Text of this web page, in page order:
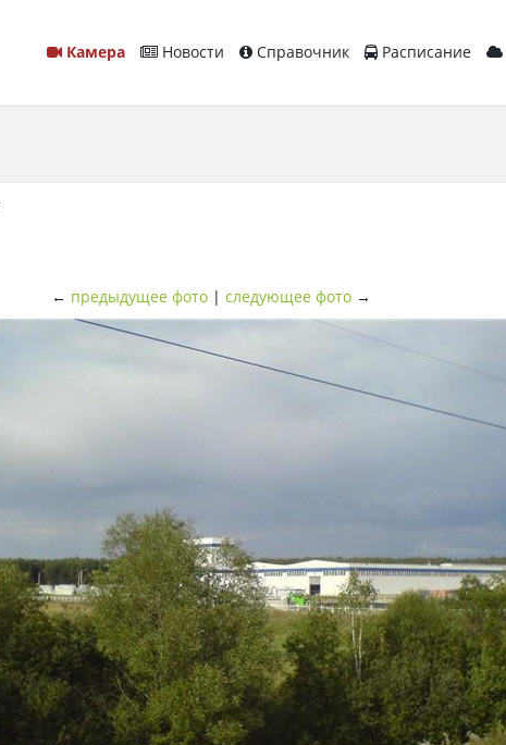
Камера Новости Справочник Расписание
← предыдущее фото| следующее фото→